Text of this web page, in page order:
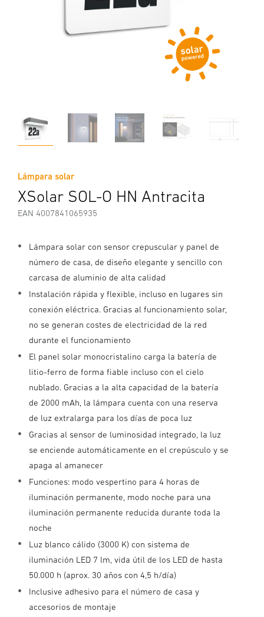
Lámpara solar
XSolar SOL-O HN Antracita
EAN 4007841065935
Lámpara solar con sensor crepuscular y panel de
número de casa, de diseño elegante y sencillo con
carcasa de aluminio de alta calidad
Instalación rápida y flexible, incluso en lugares sin
conexión eléctrica. Gracias al funcionamiento solar,
no se generan costes de electricidad de la red
durante el funcionamiento
El panel solar monocristalino carga la batería de
litio-ferro de forma fiable incluso con el cielo
nublado. Gracias a la alta capacidad de la batería
de 2000 mAh, la lámpara cuenta con una reserva
de luz extralarga para los días de poca luz
Gracias al sensor de luminosidad integrado, la luz
se enciende automáticamente en el crepúsculo y se
apaga al amanecer
Funciones: modo vespertino para 4 horas de
iluminación permanente, modo noche para una
iluminación permanente reducida durante toda la
noche
Luz blanco cálido (3000 K) con sistema de
iluminación LED 7 lm, vida útil de los LED de hasta
50.000 h (aprox. 30 años con 4,5 h/día)
Inclusive adhesivo para el número de casa y
accesorios de montaje